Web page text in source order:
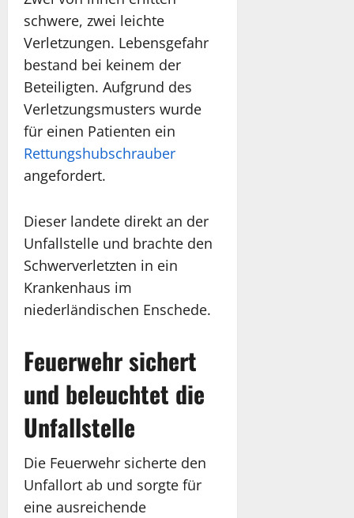
schwere, zwei leichte
Verletzungen. Lebensgefahr
bestand bei keinem der
Beteiligten. Aufgrund des
Verletzungsmusters wurde
für einen Patienten ein
Rettungshubschrauber
angefordert.
Dieser landete direkt an der
Unfallstelle und brachte den
Schwerverletzten in ein
Krankenhaus im
niederländischen Enschede.
Feuerwehr sichert
und beleuchtet die
Unfallstelle
Die Feuerwehr sicherte den
Unfallort ab und sorgte für
eine ausreichende